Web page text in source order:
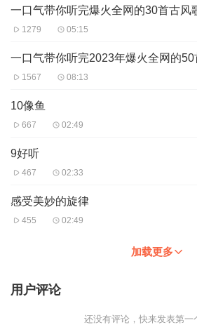
1279 05:15
1567 08:13
10像鱼
667 02:49
9好听
467 02:33
感受美妙的旋律
455 02:49
加载更多
用户评论
还没有评论，快来发表第一